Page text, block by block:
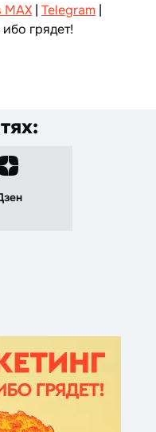
MAX | Telegram |
грядет!